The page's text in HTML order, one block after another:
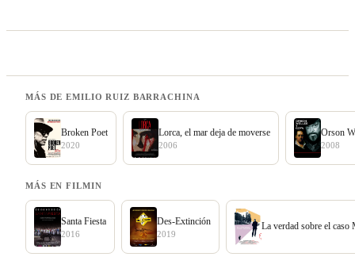
MÁS DE EMILIO RUIZ BARRACHINA
Broken Poet
2020
Lorca, el mar deja de moverse
2006
Orson
2008
MÁS EN FILMIN
Santa Fiesta
2016
Des-Extinción
2019
La verdad sobre el caso